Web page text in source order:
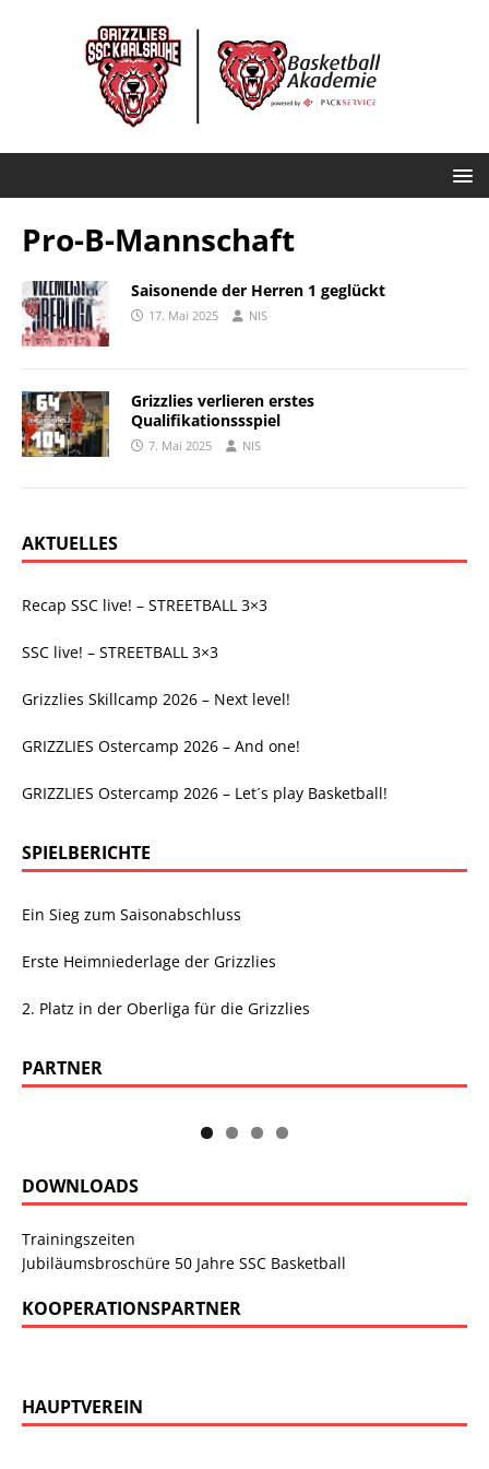
Pro-B-Mannschaft
Saisonende der Herren 1 geglückt
17. Mai 2025 NIS
Grizzlies verlieren erstes
Qualifikationssspiel
7. Mai 2025 NIS
AKTUELLES
Recap SSC live! – STREETBALL 3×3
SSC live! – STREETBALL 3×3
Grizzlies Skillcamp 2026 – Next level!
GRIZZLIES Ostercamp 2026 – And one!
GRIZZLIES Ostercamp 2026 – Let´s play Basketball!
SPIELBERICHTE
Ein Sieg zum Saisonabschluss
Erste Heimniederlage der Grizzlies
2. Platz in der Oberliga für die Grizzlies
PARTNER
DOWNLOADS
Trainingszeiten
Jubiläumsbroschüre 50 Jahre SSC Basketball
KOOPERATIONSPARTNER
HAUPTVEREIN